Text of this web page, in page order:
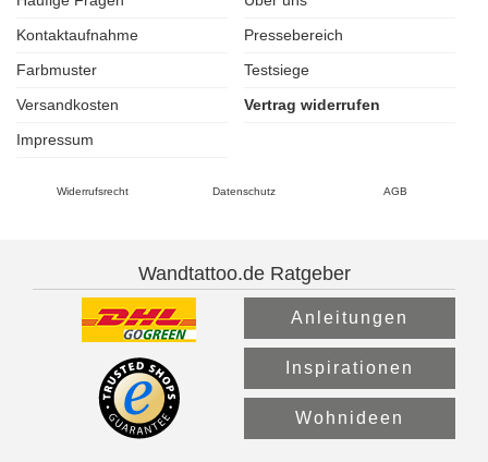
Kontaktaufnahme
Pressebereich
Farbmuster
Testsiege
Versandkosten
Vertrag widerrufen
Impressum
Widerrufsrecht Datenschutz AGB
Wandtattoo.de Ratgeber
Anleitungen
Inspirationen
Wohnideen